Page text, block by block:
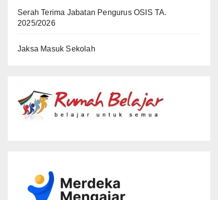
Serah Terima Jabatan Pengurus OSIS TA.
2025/2026
Jaksa Masuk Sekolah